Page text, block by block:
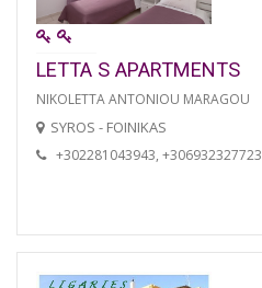
LETTA S APARTMENTS
NIKOLETTA ANTONIOU MARAGOU
SYROS - FOINIKAS
+302281043943, +306932327723